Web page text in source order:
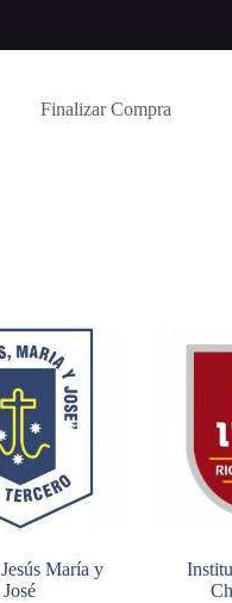
Finalizar Compra
María y
José